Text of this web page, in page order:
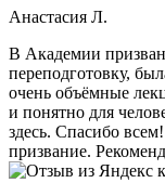
Анастасия Л.
В Академии
переподготовку,
очень объёмные
и понятно для
здесь. Спасибо
призвание.